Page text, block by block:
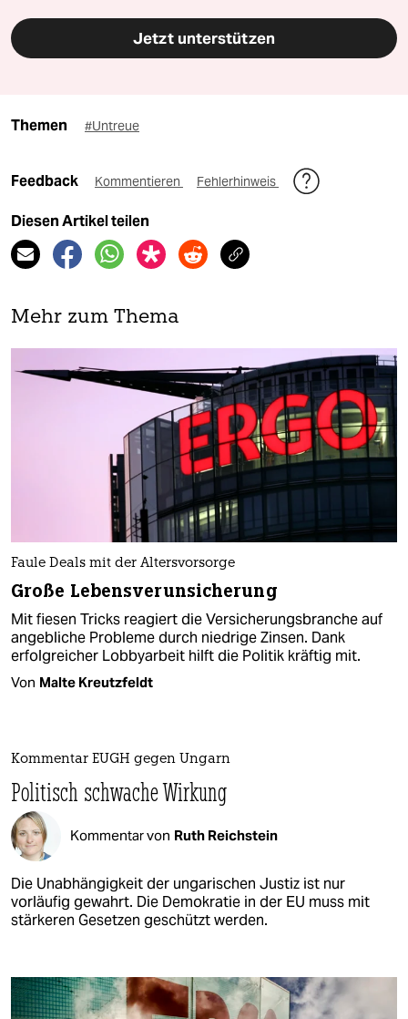
Jetzt unterstützen
Themen #Untreue
Feedback Kommentieren Fehlerhinweis
Diesen Artikel teilen
Mehr zum Thema
Faule Deals mit der Altersvorsorge
Große Lebensverunsicherung
Mit fiesen Tricks reagiert die Versicherungsbranche auf
angebliche Probleme durch niedrige Zinsen. Dank
erfolgreicher Lobbyarbeit hilft die Politik kräftig mit.
Von Malte Kreutzfeldt
Kommentar EUGH gegen Ungarn
Politisch schwache Wirkung
Kommentar von Ruth Reichstein
Die Unabhängigkeit der ungarischen Justiz ist nur
vorläufig gewahrt. Die Demokratie in der EU muss mit
stärkeren Gesetzen geschützt werden.